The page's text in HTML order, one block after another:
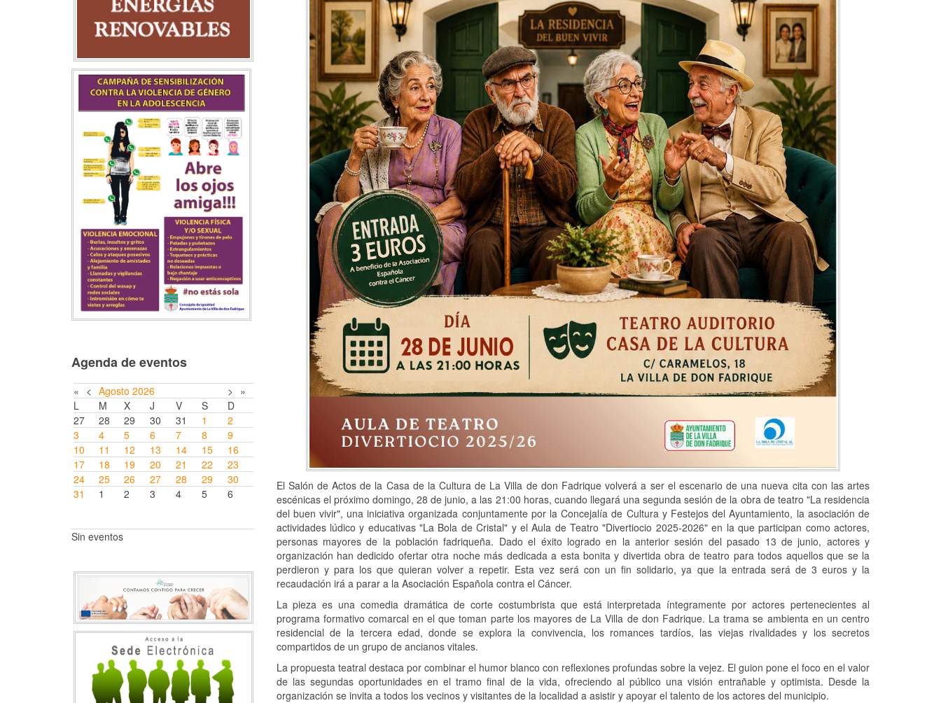
El Salón de Actos de la Casa de la Cultura de La Villa de don Fadrique volverá a ser el escenario de una nueva cita con las artes
escénicas el próximo domingo, 28 de junio, a las 21:00 horas, cuando llegará una segunda sesión de la obra de teatro "La residencia
del buen vivir", una iniciativa organizada conjuntamente por la Concejalía de Cultura y Festejos del Ayuntamiento, la asociación de
actividades lúdico y educativas "La Bola de Cristal" y el Aula de Teatro "Divertiocio 2025-2026" en la que participan como actores,
personas mayores de la población fadriqueña. Dado el éxito logrado en la anterior sesión del pasado 13 de junio, actores y
organización han dedicido ofertar otra noche más dedicada a esta bonita y divertida obra de teatro para todos aquellos que se la
perdieron y para los que quieran volver a repetir. Esta vez será con un fin solidario, ya que la entrada será de 3 euros y la
recaudación irá a parar a la Asociación Española contra el Cáncer.
La pieza es una comedia dramática de corte costumbrista que está interpretada íntegramente por actores pertenecientes al
programa formativo comarcal en el que toman parte los mayores de La Villa de don Fadrique. La trama se ambienta en un centro
residencial de la tercera edad, donde se explora la convivencia, los romances tardíos, las viejas rivalidades y los secretos
compartidos de un grupo de ancianos vitales.
La propuesta teatral destaca por combinar el humor blanco con reflexiones profundas sobre la vejez. El guion pone el foco en el valor
de las segundas oportunidades en el tramo final de la vida, ofreciendo al público una visión entrañable y optimista. Desde la
organización se invita a todos los vecinos y visitantes de la localidad a asistir y apoyar el talento de los actores del municipio.
Agenda de eventos
« < Agosto 2026 > »
L
M X J V S
D
27
28 29 30 31 1
2
3
4 5 6 7 8
9
10
11 12 13 14 15
16
17
18 19 20 21 22
23
24
25 26 27 28 29
30
31
1 2 3 4 5 6
Sin eventos